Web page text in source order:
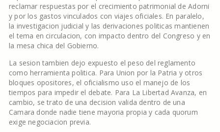
reclamar respuestas por el crecimiento patrimonial de Adorni
y por los gastos vinculados con viajes oficiales. En paralelo,
la investigacion judicial y las derivaciones politicas mantienen
el tema en circulacion, con impacto dentro del Congreso y en
la mesa chica del Gobierno.
La sesion tambien dejo expuesto el peso del reglamento
como herramienta politica. Para Union por la Patria y otros
bloques opositores, el oficialismo uso el manejo de los
tiempos para impedir el debate. Para La Libertad Avanza, en
cambio, se trato de una decision valida dentro de una
Camara donde nadie tiene mayoria propia y cada quorum
exige negociacion previa.